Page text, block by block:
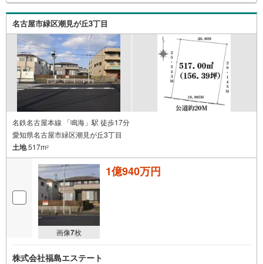
名古屋市緑区潮見が丘3丁目
名鉄名古屋本線 「鳴海」駅 徒歩17分
愛知県名古屋市緑区潮見が丘3丁目
土地517m2
画像7枚
1億940万円
株式会社福島エステート